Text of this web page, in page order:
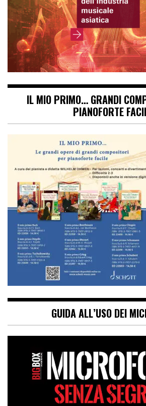
IL MIO PRIMO… GRANDI
PIANOFORTE
GUIDA ALL’USO DEI